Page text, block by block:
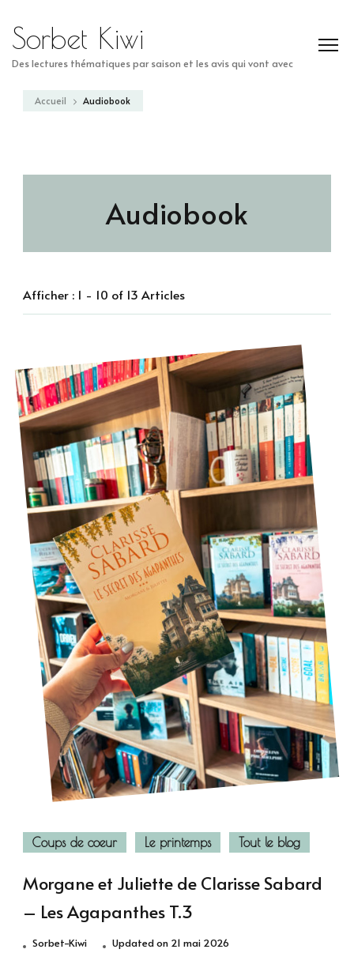
Sorbet Kiwi
Des lectures thématiques par saison et les avis qui vont avec
Accueil Audiobook
Audiobook
Afficher : 1 - 10 of 13 Articles
Coups de coeur Le printemps Tout le blog
Morgane et Juliette de Clarisse Sabard
– Les Agapanthes T.3
Sorbet-Kiwi Updated on 21 mai 2026